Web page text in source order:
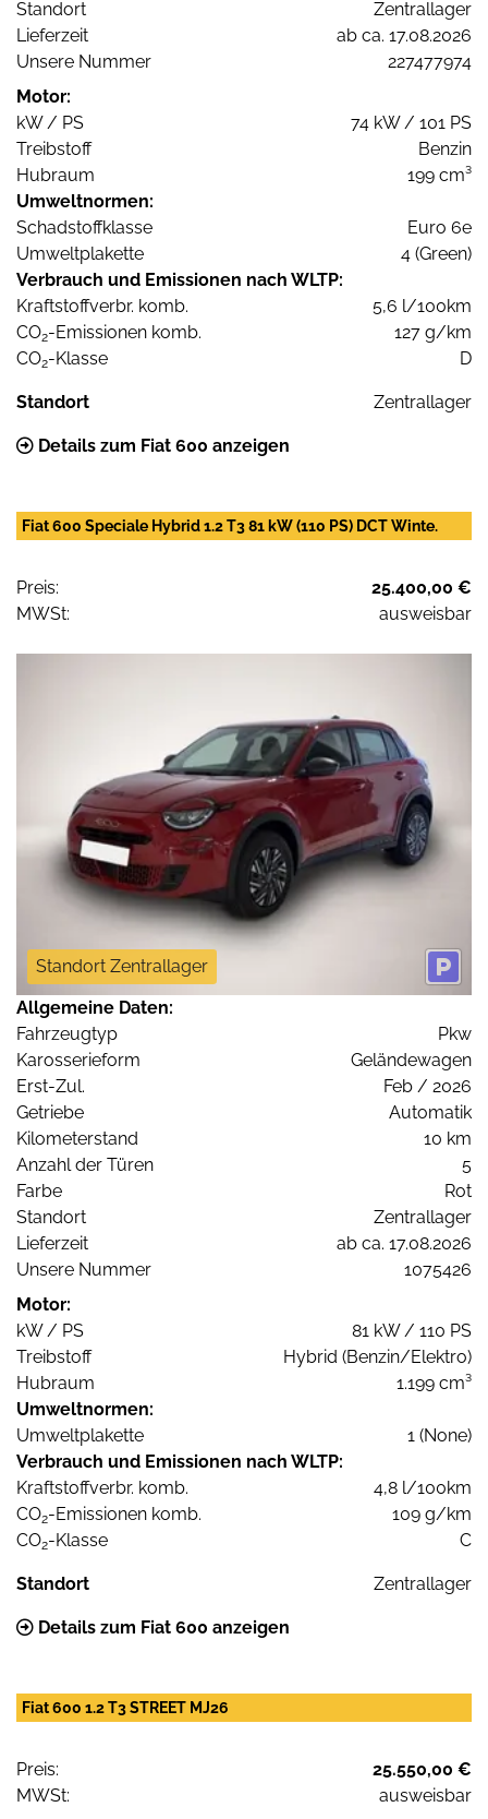
Standort
Zentrallager
Lieferzeit
ab ca. 17.08.2026
Unsere Nummer
227477974
Motor:
kW / PS
74 kW / 101 PS
Treibstoff
Benzin
Hubraum
199 cm³
Umweltnormen:
Schadstoffklasse
Euro 6e
Umweltplakette
4 (Green)
Verbrauch und Emissionen nach WLTP:
Kraftstoffverbr. komb.
5,6 l/100km
CO2-Emissionen komb.
127 g/km
CO2-Klasse D
Standort Zentrallager
Details zum Fiat 600 anzeigen
Fiat 600 Speciale Hybrid 1.2 T3 81 kW (110 PS) DCT Winte.
Preis:
25.400,00 €
MWSt:
ausweisbar
Standort Zentrallager
Allgemeine Daten:
Fahrzeugtyp
Pkw
Karosserieform
Geländewagen
Erst-Zul.
Feb / 2026
Getriebe
Automatik
Kilometerstand
10 km
Anzahl der Türen
5
Farbe
Rot
Standort
Zentrallager
Lieferzeit
ab ca. 17.08.2026
Unsere Nummer
1075426
Motor:
kW / PS
81 kW / 110 PS
Treibstoff
Hybrid (Benzin/Elektro)
Hubraum
1.199 cm³
Umweltnormen:
Umweltplakette
1 (None)
Verbrauch und Emissionen nach WLTP:
Kraftstoffverbr. komb.
4,8 l/100km
CO2-Emissionen komb.
109 g/km
CO2-Klasse C
Standort Zentrallager
Details zum Fiat 600 anzeigen
Fiat 600 1.2 T3 STREET MJ26
Preis:
25.550,00 €
MWSt:
ausweisbar